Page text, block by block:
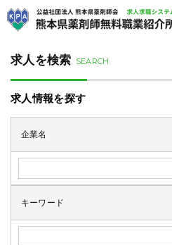
求人を検索 SEARCH
求人情報を探す
企業名
キーワード